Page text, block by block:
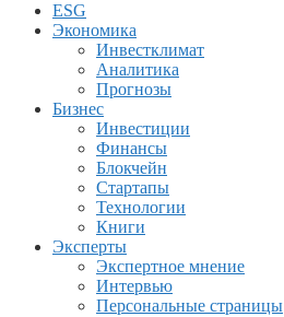
ESG
Экономика
Инвестклимат
Аналитика
Прогнозы
Бизнес
Инвестиции
Финансы
Блокчейн
Стартапы
Технологии
Книги
Эксперты
Экспертное мнение
Интервью
Персональные страницы